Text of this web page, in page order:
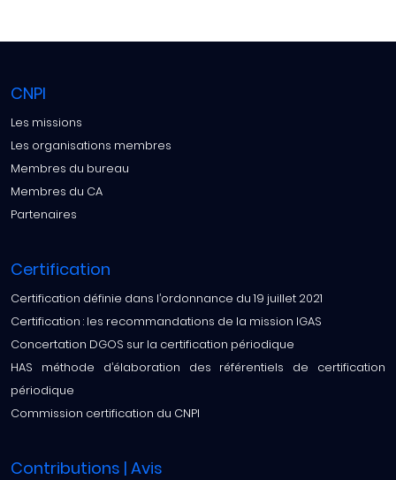
CNPI
Les missions
Les organisations membres
Membres du bureau
Membres du CA
Partenaires
Certification
Certification définie dans l’ordonnance du 19 juillet 2021
Certification : les recommandations de la mission IGAS
Concertation DGOS sur la certification périodique
HAS méthode d’élaboration des référentiels de certification
périodique
Commission certification du CNPI
Contributions | Avis